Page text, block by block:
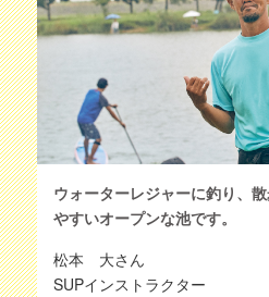
ウォーターレジャーに釣り、
やすいオープンな池です。
松本 大さん
SUPインストラクター